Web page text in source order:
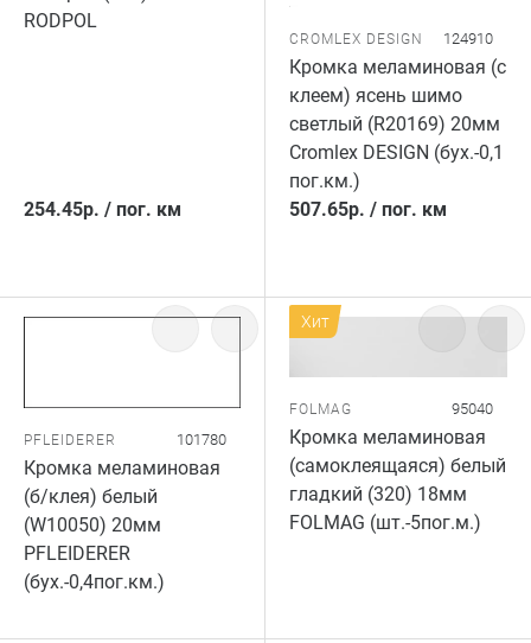
RODPOL
254.45р. / пог. км
CROMLEX DESIGN 124910
Кромка меламиновая (с
клеем) ясень шимо
светлый (R20169) 20мм
Cromlex DESIGN (бух.-0,1
пог.км.)
507.65р. / пог. км
PFLEIDERER 101780
Кромка меламиновая
(б/клея) белый
(W10050) 20мм
PFLEIDERER
(бух.-0,4пог.км.)
Хит
FOLMAG 95040
Кромка меламиновая
(самоклеящаяся) белый
гладкий (320) 18мм
FOLMAG (шт.-5пог.м.)